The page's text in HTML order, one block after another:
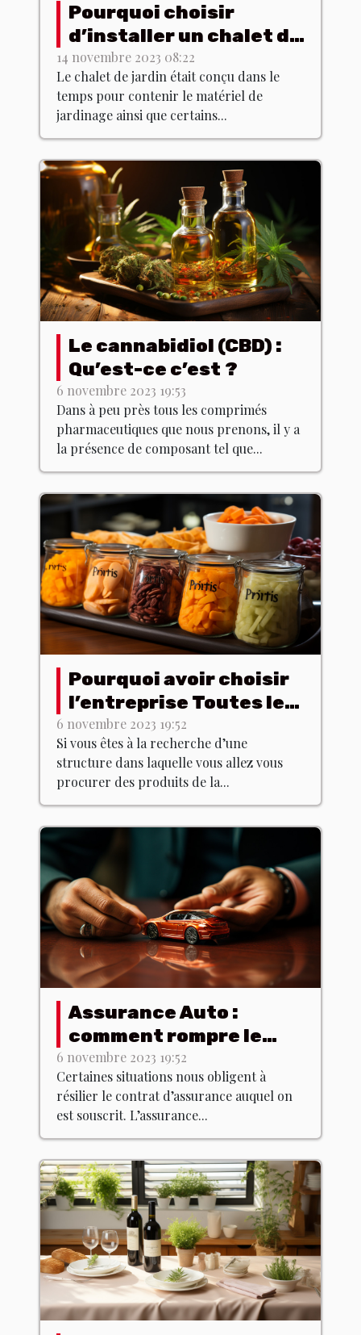
Pourquoi choisir
d’installer un chalet de
jardin chez soi ?
14 novembre 2023 08:22
Le chalet de jardin était conçu dans le
temps pour contenir le matériel de
jardinage ainsi que certains...
Le cannabidiol (CBD) :
Qu’est-ce c’est ?
6 novembre 2023 19:53
Dans à peu près tous les comprimés
pharmaceutiques que nous prenons, il y a
la présence de composant tel que...
Pourquoi avoir choisir
l’entreprise Toutes les
poitrines ?
6 novembre 2023 19:52
Si vous êtes à la recherche d’une
structure dans laquelle vous allez vous
procurer des produits de la...
Assurance Auto :
comment rompre le
contrat dans les
normes ?
6 novembre 2023 19:52
Certaines situations nous obligent à
résilier le contrat d’assurance auquel on
est souscrit. L’assurance...